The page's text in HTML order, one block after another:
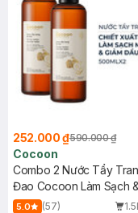
252.000 ₫590.000 ₫
Cocoon
Combo 2 Nước Tẩy
Đao Cocoon Làm Sạch
Dầu 500ml
5.0 (57)